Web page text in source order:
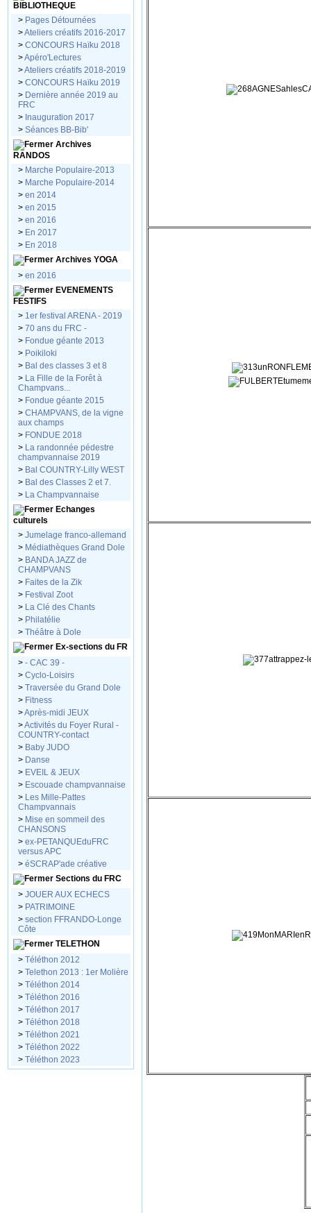
BIBLIOTHEQUE
> Pages Détournées
>Ateliers créatifs 2016-2017
> CONCOURS Haïku 2018
>Apéro'Lectures
>Ateliers créatifs 2018-2019
> CONCOURS Haïku 2019
> Dernière année 2019 au
FRC
> Inauguration 2017
> Séances BB-Bib'
Archives
RANDOS
> Marche Populaire-2013
> Marche Populaire-2014
> en 2014
> en 2015
> en 2016
> En 2017
> En 2018
Archives YOGA
> en 2016
EVENEMENTS
FESTIFS
> 1er festival ARENA - 2019
> 70 ans du FRC -
> Fondue géante 2013
> Poikiloki
> Bal des classes 3 et 8
> La Fille de la Forêt à
Champvans...
> Fondue géante 2015
> CHAMPVANS, de la vigne
aux champs
> FONDUE 2018
> La randonnée pédestre
champvannaise 2019
> Bal COUNTRY-Lilly WEST
> Bal des Classes 2 et 7.
> La Champvannaise
Echanges
culturels
> Jumelage franco-allemand
> Médiathèques Grand Dole
> BANDA JAZZ de
CHAMPVANS
> Faites de la Zik
> Festival Zoot
> La Clé des Chants
> Philatélie
> Théâtre à Dole
Ex-sections du FR
> - CAC 39 -
> Cyclo-Loisirs
> Traversée du Grand Dole
> Fitness
>Après-midi JEUX
>Activités du Foyer Rural -
COUNTRY-contact
> Baby JUDO
> Danse
> EVEIL & JEUX
> Escouade champvannaise
> Les Mille-Pattes
Champvannais
> Mise en sommeil des
CHANSONS
> ex-PETANQUEduFRC
versus APC
> éSCRAP'ade créative
Sections du FRC
> JOUER AUX ECHECS
> PATRIMOINE
> section FFRANDO-Longe
Côte
TELETHON
> Téléthon 2012
> Telethon 2013 : 1er Molière
> Téléthon 2014
> Téléthon 2016
> Téléthon 2017
> Téléthon 2018
> Téléthon 2021
> Téléthon 2022
> Téléthon 2023